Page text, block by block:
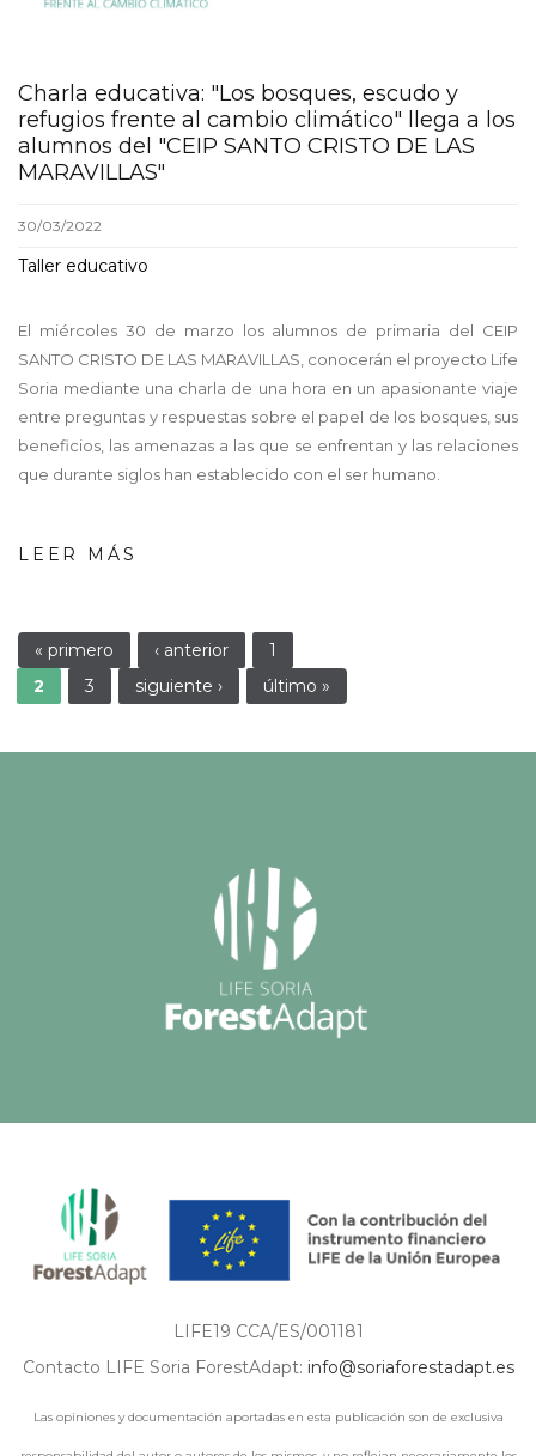
Charla educativa: "Los bosques, escudo y
refugios frente al cambio climático" llega a los
alumnos del "CEIP SANTO CRISTO DE LAS
MARAVILLAS"
30/03/2022
Taller educativo
El miércoles 30 de marzo los alumnos de primaria del CEIP
SANTO CRISTO DE LAS MARAVILLAS, conocerán el proyecto Life
Soria mediante una charla de una hora en un apasionante viaje
entre preguntas y respuestas sobre el papel de los bosques, sus
beneficios, las amenazas a las que se enfrentan y las relaciones
que durante siglos han establecido con el ser humano.
LEER MÁS
Páginas
« primero ‹ anterior
1
2
3 siguiente › último »
LIFE19 CCA/ES/001181
Contacto LIFE Soria ForestAdapt: info@soriaforestadapt.es
Las opiniones y documentación aportadas en esta publicación son de exclusiva